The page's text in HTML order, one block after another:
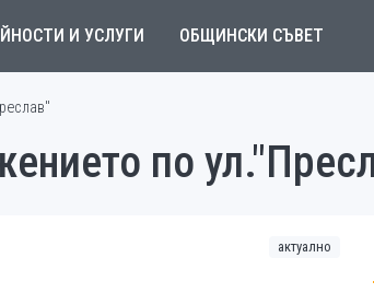
И УСЛУГИ ОБЩИНСКИ СЪВЕТ
по
актуално